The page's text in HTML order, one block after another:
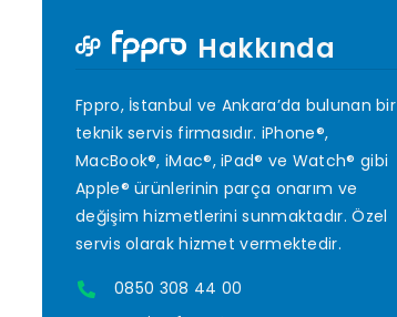
Hakkında
Fppro, İstanbul ve Ankara’da bulunan bir
teknik servis firmasıdır. iPhone®,
MacBook®, iMac®, iPad® ve Watch® gibi
Apple® ürünlerinin parça onarım ve
değişim hizmetlerini sunmaktadır. Özel
servis olarak hizmet vermektedir.
0850 308 44 00